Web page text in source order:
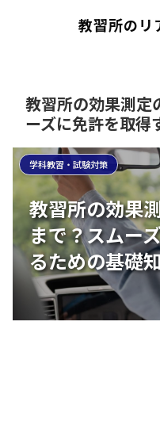
教習所のリ
教習所の効果測定
ーズに免許を取得
教習所の効果
まで？スムー
るための基礎
学科教習・試験対策